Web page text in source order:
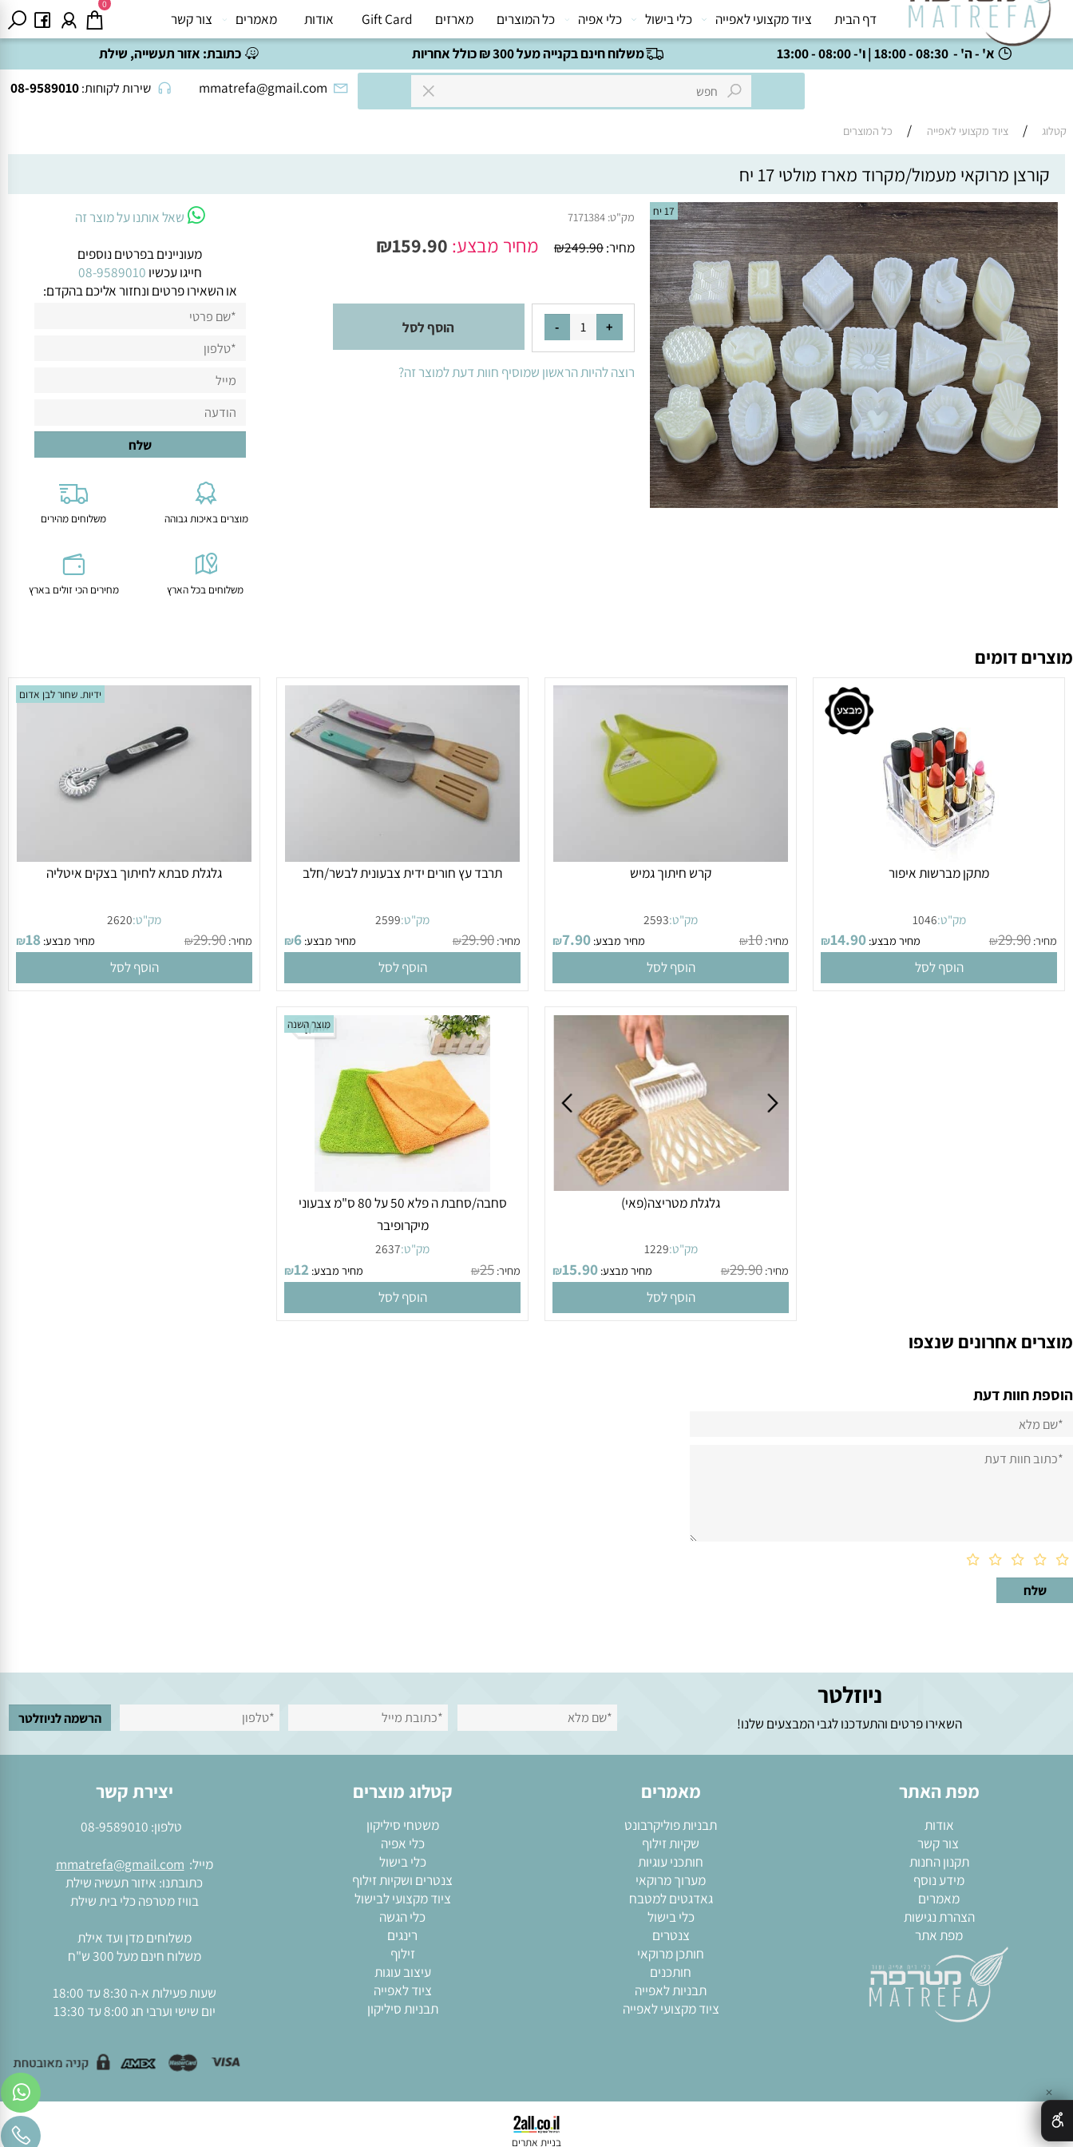
א' - ה' - 08:30 - 18:00 | ו'- 08:00 - 13:00 משלוח חינם בקנייה מעל 300 ₪ כולל אחריות כתובת:אזור תעשייה, שילת
mmatrefa@gmail.com
שירות לקוחות:08-9589010
0
דף הבית ציוד מקצועי לאפייה כלי בישול כלי אפיה כל המוצרים מארזים Gift Card אודות מאמרים צור קשר
/ ציוד מקצועי לאפייה / כל המוצרים
מרוקאי מעמול/מקרוד מארז מולטי 17 יח
17 יח מק"ט:7171384
מחיר: ₪249.90 מחיר מבצע: ₪159.90
הוסף לסל
רוצה להיות הראשון שמוסיף חוות דעת למוצר זה?
שאל אותנו על מוצר זה
מעוניינים בפרטים נוספים
חייגו עכשיו08-9589010
או השאירו פרטים ונחזור אליכם בהקדם:
מק"ט:1046
₪29.90 מחיר מבצע: ₪14.90
מק"ט:2593
מחיר: ₪10 מחיר מבצע: ₪7.90
מק"ט:2599
מחיר: ₪29.90 מחיר מבצע: ₪6
מק"ט:2620
מחיר: ₪29.90 מחיר מבצע: ₪18
גלגלת מטריצה(פאי)
1229
מוצר השנה
מק"ט:2637
אחרונים שנצפו
דעת
ניוזלטר
השאירו פרטים והתעדכנו לגבי המבצעים שלנו!
מפת האתר
צור קשר
תקנון החנות
מידע נוסף
מאמרים
הצהרת נגישות
מפת אתר
מאמרים
תבניות פוליקרבונט
שקיות זילוף
חותכני עוגיות
מערוך מרוקאי
גאדגטים למטבח
כלי בישול
צנטרים
קטלוג מוצרים
משטחי סיליקון
כלי אפיה
כלי בישול
צנטרים ושקיות זילוף
ציוד מקצועי לבישול
כלי הגשה
רינגים
יצירת קשר
טלפון:08-9589010
mmatrefa@gmail.com
כתובתנו: איזור תעשיה שילת
משלוחים מדן ועד אילת
שעות פעילות א-ה 8:30 עד 18:00